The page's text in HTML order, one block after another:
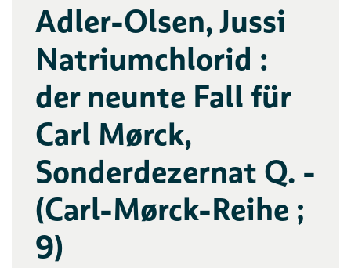
Adler-Olsen, Jussi
Natriumchlorid :
der neunte Fall für
Carl Mørck,
Sonderdezernat Q. -
(Carl-Mørck-Reihe ;
9)